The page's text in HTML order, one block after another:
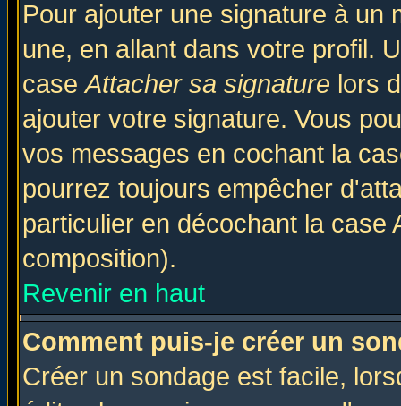
Pour ajouter une signature à un
une, en allant dans votre profil.
caseAttacher sa signature lors
ajouter votre signature. Vous
vos messages en cochant la
pourrez toujours empêcher
particulier en décochant la
composition).
Revenir en haut
Comment puis-je créer un
Créer un sondage est facile,